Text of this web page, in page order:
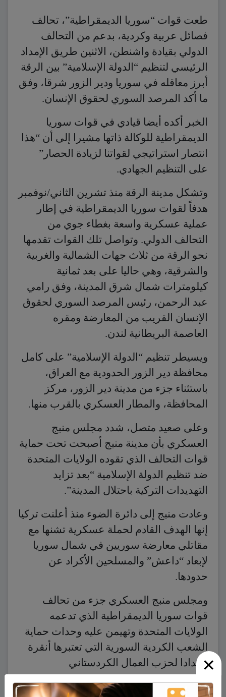
×
طعت قوات “سوريا الديمقراطية”، تحالف
فصائل عربية وكردية، بدعم من التحالف
الدولي بقيادة واشنطن، الاثنين طريق الإمداد
الرئيسي لتنظيم “الدولة الإسلامية” بين الرقة
أبرز معاقله في سوريا ودير الزور شرقا، وفق
ما أكد المرصد السوري لحقوق الإنسان.
الخبر أكده أيضا قيادي في قوات سوريا
الديمقراطية للوكالة ذاتها مشيرا إلى أن “هذا
انتصار استراتيجي لقواتنا لزيادة الحصار”
على التنظيم الجهادي.
وتشكل مدينة الرقة منذ تشرين الثاني/نوفمبر
هدفاً لقوات سوريا الديمقراطية في إطار
عملية عسكرية واسعة بغطاء جوي من
التحالف الدولي. وتواصل تلك القوات تقدمها
نحو الرقة من ثلاث جهات الشمالية والغربية
والشرقية، وهي حاليا على بعد ثمانية
كيلومترات شمال شرق المدينة، وفق رامي
عبد الرحمن، رئيس المرصد السوري لحقوق
الإنسان القريب من المعارضة ومقره
العاصمة البريطانية لندن.
ويسيطر تنظيم “الدولة الإسلامية” على كامل
محافظة دير الزور الحدودية مع العراق،
باستثناء جزء من مدينة دير الزور، مركز
المحافظة، والمطار العسكري بالقرب منها.
وعلى صعيد متصل، شدد مجلس منبج
العسكري بأن مدينة منبج أصبحت تحت حماية
قوات التحالف الذي تقوده الولايات المتحدة
ضد تنظيم الدولة الإسلامية “بعد تزايد
التهديدات التركية باحتلال المدينة”.
وعادت منبج إلى دائرة الضوء منذ أعلنت تركيا
إنها الهدف القادم لحملة عسكرية تشنها مع
مقاتلي معارضة سوريين في شمال سوريا
لإبعاد “داعش” والمسلحين الأكراد عن
حدودها.
ومجلس منبج العسكري جزء من تحالف
قوات سوريا الديمقراطية الذي تدعمه
الولايات المتحدة وتهيمن عليه وحدات حماية
الشعب الكردية السورية التي تعتبرها أنقرة
امتدادا لحزب العمال الكردستاني
المحظور الذي يحمل السلاح ضد الحكومة